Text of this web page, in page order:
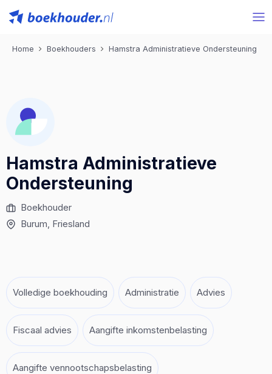
Home Boekhouders Hamstra Administratieve Ondersteuning
Hamstra Administratieve
Ondersteuning
Boekhouder
Burum, Friesland
Volledige boekhouding Administratie Advies
Fiscaal advies Aangifte inkomstenbelasting
Aangifte vennootschapsbelasting